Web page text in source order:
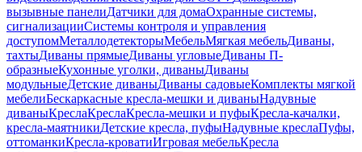
вызывные панелиДатчики для домаОхранные системы,
сигнализацииСистемы контроля и управления
доступомМеталлодетекторыМебельМягкая мебельДиваны,
тахтыДиваны прямыеДиваны угловыеДиваны П-
образныеКухонные уголки, диваныДиваны
модульныеДетские диваныДиваны садовыеКомплекты мягкой
мебелиБескаркасные кресла-мешки и диваныНадувные
диваныКреслаКреслаКресла-мешки и пуфыКресла-качалки,
кресла-маятникиДетские кресла, пуфыНадувные креслаПуфы,
оттоманкиКресла-кроватиИгровая мебельКресла